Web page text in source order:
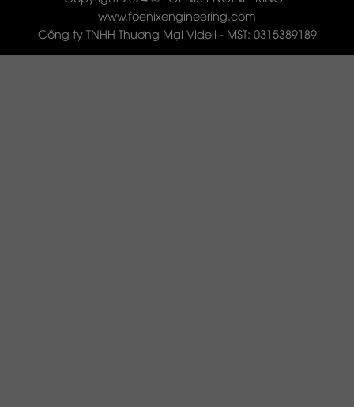
www.foenixengineering.com
Công ty TNHH Thương Mại Videli - MST: 0315389189